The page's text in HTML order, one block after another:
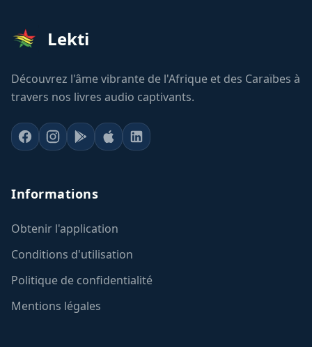
Lekti
Découvrez l'âme vibrante de l'Afrique et des Caraïbes à
travers nos livres audio captivants.
Informations
Obtenir l'application
Conditions d'utilisation
Politique de confidentialité
Mentions légales